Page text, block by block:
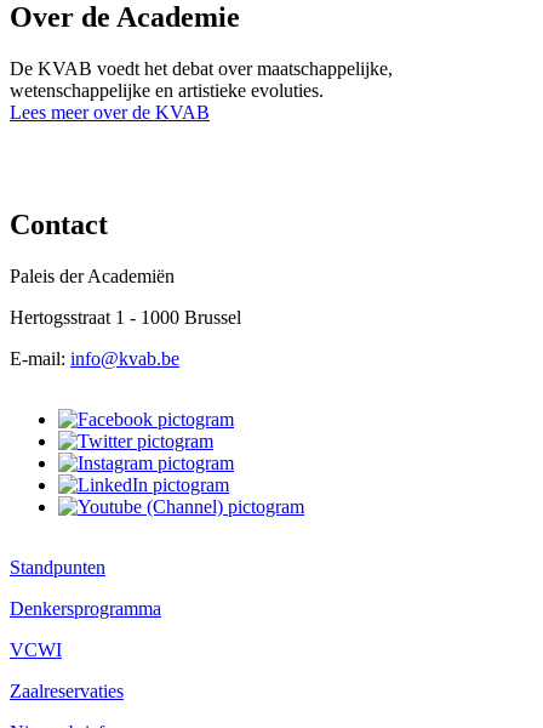
Over de Academie
De KVAB voedt het debat over maatschappelijke,
wetenschappelijke en artistieke evoluties.
Lees meer over de KVAB
Contact
Paleis der Academiën
Hertogsstraat 1 - 1000 Brussel
E-mail: info@kvab.be
Standpunten
Denkersprogramma
VCWI
Zaalreservaties